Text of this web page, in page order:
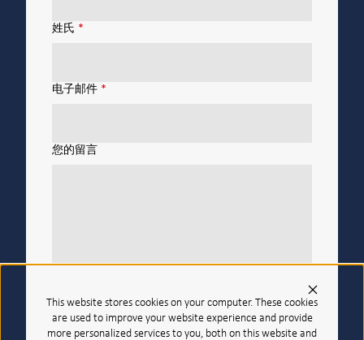
This website stores cookies on your computer. These cookies
are used to improve your website experience and provide
more personalized services to you, both on this website and
姓氏 *
电子邮件 *
您的留言
我们将存储和处理此信息，以便为你提供我们
的产品和服务。你可以随时选择退出。